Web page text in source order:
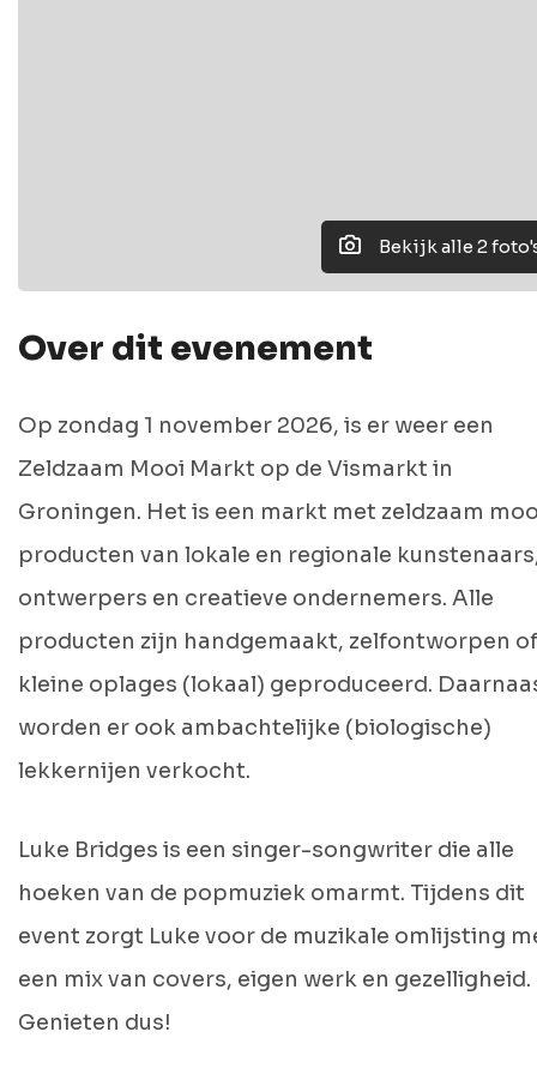
Bekijk alle 2
Over dit evenement
Op zondag 1 november 2026, is er weer een
Zeldzaam Mooi Markt op de Vismarkt in
Groningen. Het is een markt met zeldzaam
producten van lokale en regionale
ontwerpers en creatieve ondernemers. Alle
producten zijn handgemaakt, zelfontworpen
kleine oplages (lokaal) geproduceerd.
worden er ook ambachtelijke (biologische)
lekkernijen verkocht.
Luke Bridges is een singer-songwriter die alle
hoeken van de popmuziek omarmt. Tijdens dit
event zorgt Luke voor de muzikale omlijsting
een mix van covers, eigen werk en gezelligheid.
Genieten dus!